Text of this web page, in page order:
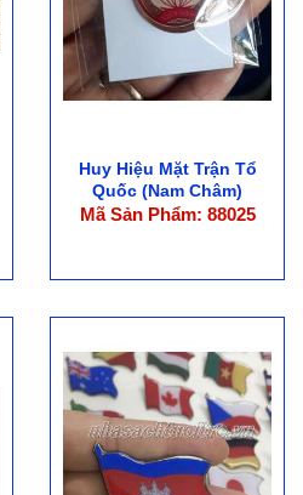
Huy Hiệu Mặt Trận Tổ
Quốc (Nam Châm)
Mã Sản Phẩm: 88025